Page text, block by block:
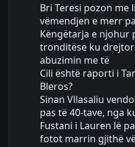
Bri Teresi pozon
vëmendjen e merr
Këngëtarja e njohur
tronditëse ku
abuzimin me të
Cili është raporti i
Bleros?
Sinan Vllasaliu
pas të 40-tave, nga
Fustani i Lauren lë
fotot marrin gjithë